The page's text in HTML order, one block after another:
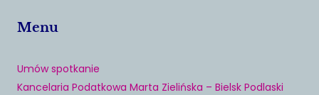
Menu
Umów spotkanie
Kancelaria Podatkowa Marta Zielińska – Bielsk Podlaski